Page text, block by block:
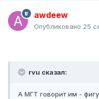
awdeew
Опубликовано 25
rvu сказал:
А МГТ говорит им -